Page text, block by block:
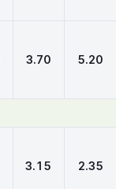
3.70 5.20
3.15 2.35